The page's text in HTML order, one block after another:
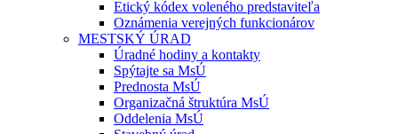
Etický kódex voleného predstaviteľa
Oznámenia verejných funkcionárov
MESTSKÝ ÚRAD
Úradné hodiny a kontakty
Spýtajte sa MsÚ
Prednosta MsÚ
Organizačná štruktúra MsÚ
Oddelenia MsÚ